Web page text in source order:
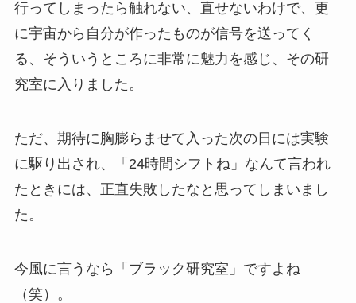
行ってしまったら触れない、直せないわけで、更
に宇宙から自分が作ったものが信号を送ってく
る、そういうところに非常に魅力を感じ、その研
究室に入りました。
ただ、期待に胸膨らませて入った次の日には実験
に駆り出され、「24時間シフトね」なんて言われ
たときには、正直失敗したなと思ってしまいまし
た。
今風に言うなら「ブラック研究室」ですよね
（笑）。